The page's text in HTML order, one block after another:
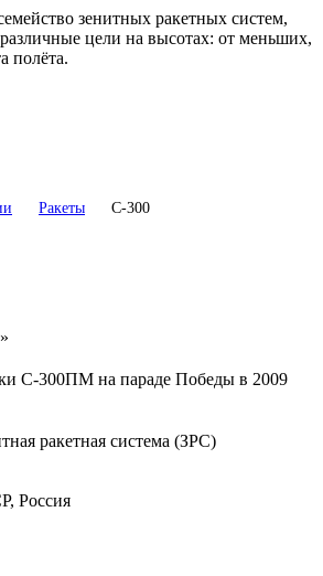
зенитных ракетных систем,
цели на высотах: от меньших,
полёта.
Ракеты С-300
ракетная система (ЗРС)
Россия